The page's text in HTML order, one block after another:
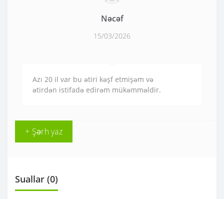
Nəcəf
15/03/2026
Azı 20 il var bu ətiri kəşf etmişəm və
ətirdən istifadə edirəm mükəmməldir.
+ Şərh yaz
Suallar (0)